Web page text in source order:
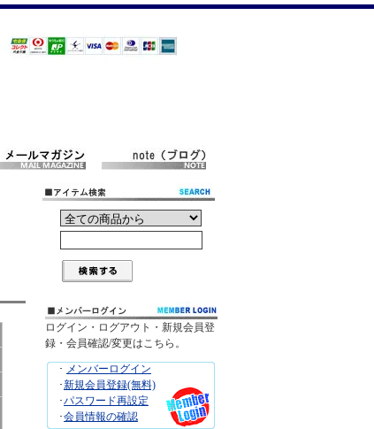
ログイン・ログアウト・新規会員登
録・会員確認/変更はこちら。
･ メンバーログイン
･新規会員登録(無料)
･パスワード再設定
･会員情報の確認